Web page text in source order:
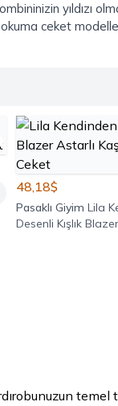
yıldızı
ceket
48,18$
Pasaklı Giyim Lila
Desenli Kışlık